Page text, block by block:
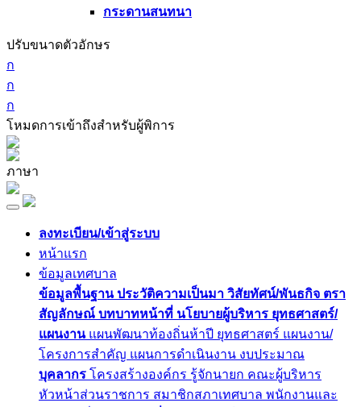
กระดานสนทนา
ปรับขนาดตัวอักษร
ก
ก
ก
โหมดการเข้าถึงสำหรับผู้พิการ
ภาษา
ลงทะเบียน/เข้าสู่ระบบ
หน้าแรก
ข้อมูลเทศบาล
ข้อมูลพื้นฐานประวัติความเป็นมา วิสัยทัศน์/พันธกิจ ตรา
สัญลักษณ์ บทบาทหน้าที่ นโยบายผู้บริหาร ยุทธศาสตร์/
แผนงาน แผนพัฒนาท้องถิ่นห้าปี ยุทธศาสตร์ แผนงาน/
โครงการสำคัญ แผนการดำเนินงาน งบประมาณ
บุคลากร โครงสร้างองค์กร รู้จักนายก คณะผู้บริหาร
หัวหน้าส่วนราชการ สมาชิกสภาเทศบาล พนักงานและ